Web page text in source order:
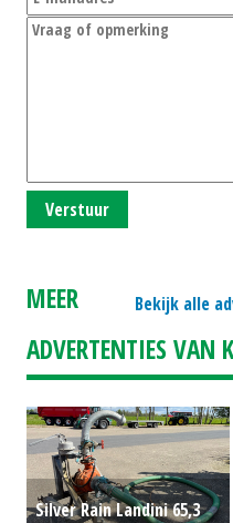
Verstuur
Bekijk alle
MEER
ADVERTENTIES VAN
Silver Rain Landini 65,3